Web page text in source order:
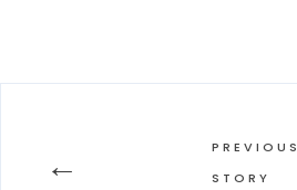
←
PREVIOUS
STORY